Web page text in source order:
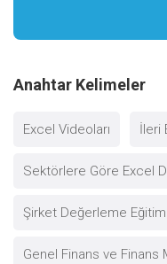
Anahtar Kelimeler
Excel Videoları İleri
Sektörlere Göre Excel
Şirket Değerleme
Genel Finans ve Finans